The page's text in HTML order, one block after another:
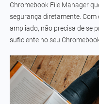
Chromebook File Manager
segurança diretamente.
ampliado, não precisa de se
suficiente no seu